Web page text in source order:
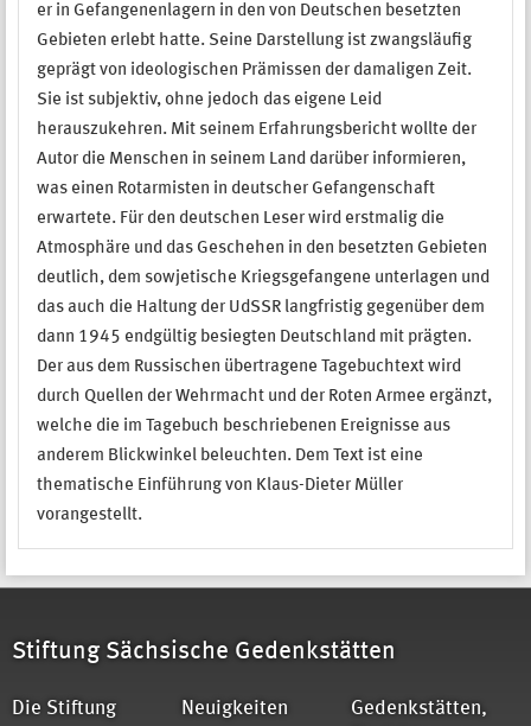
er in Gefangenenlagern in den von Deutschen besetzten
Gebieten erlebt hatte. Seine Darstellung ist zwangsläufig
geprägt von ideologischen Prämissen der damaligen Zeit.
Sie ist subjektiv, ohne jedoch das eigene Leid
herauszukehren. Mit seinem Erfahrungsbericht wollte der
Autor die Menschen in seinem Land darüber informieren,
was einen Rotarmisten in deutscher Gefangenschaft
erwartete. Für den deutschen Leser wird erstmalig die
Atmosphäre und das Geschehen in den besetzten Gebieten
deutlich, dem sowjetische Kriegsgefangene unterlagen und
das auch die Haltung der UdSSR langfristig gegenüber dem
dann 1945 endgültig besiegten Deutschland mit prägten.
Der aus dem Russischen übertragene Tagebuchtext wird
durch Quellen der Wehrmacht und der Roten Armee ergänzt,
welche die im Tagebuch beschriebenen Ereignisse aus
anderem Blickwinkel beleuchten. Dem Text ist eine
thematische Einführung von Klaus-Dieter Müller
vorangestellt.
Stiftung Sächsische Gedenkstätten
Die Stiftung Neuigkeiten
Gedenkstätten,